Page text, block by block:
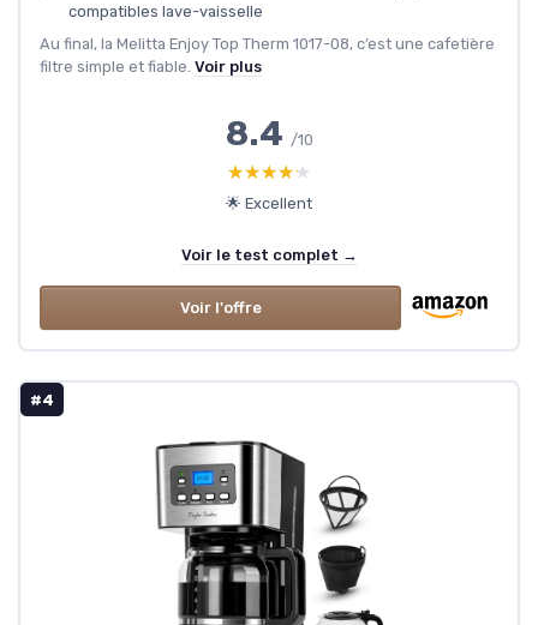
compatibles lave-vaisselle
Au final, la Melitta Enjoy Top Therm 1017-08, c’est une cafetière
filtre simple et fiable. Voir plus
8.4 /10
★★★★★
★★★★★
🌟 Excellent
Voir le test complet →
Voir l'offre
#4